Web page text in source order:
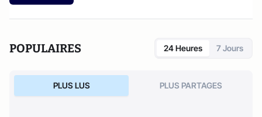
POPULAIRES 24 Heures 7 Jours
PLUS LUS PLUS PARTAGES